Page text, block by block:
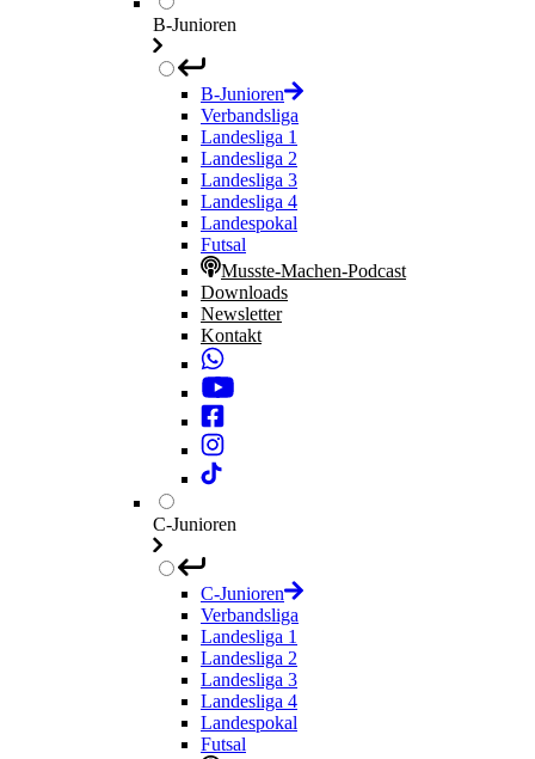
B-Junioren
B-Junioren
Verbandsliga
Landesliga 1
Landesliga 2
Landesliga 3
Landesliga 4
Landespokal
Futsal
Musste-Machen-Podcast
Downloads
Newsletter
Kontakt
C-Junioren
C-Junioren
Verbandsliga
Landesliga 1
Landesliga 2
Landesliga 3
Landesliga 4
Landespokal
Futsal